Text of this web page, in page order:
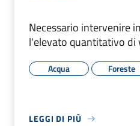
Necessario intervenire
l'elevato quantitativo di
Acqua Foreste
LEGGI DI PIÙ